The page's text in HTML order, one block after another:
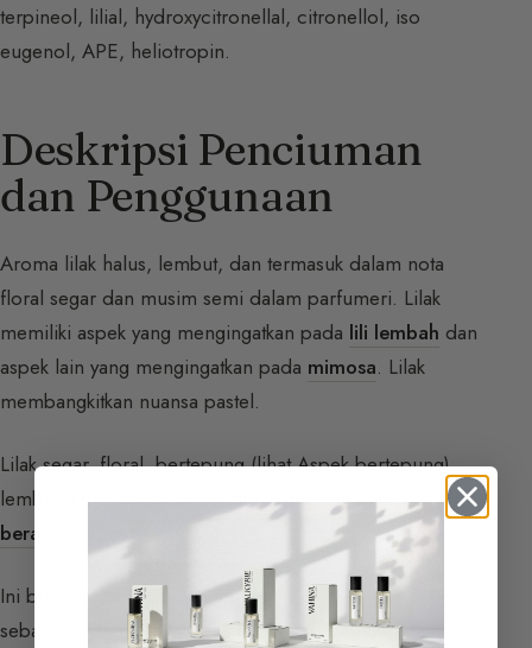
terpineol, lilial, hydroxycitronellal, citronellol, iso
eugenol, APE, heliotropin.
Deskripsi Penciuman
dan Penggunaan
Aroma lilak halus, lembut, dan termasuk dalam nota
floral segar dan musim semi dalam parfumeri. Lilak
memiliki aspek yang mengingatkan pada lili lembah dan
aspek lain yang mengingatkan pada mimosa. Lilak
membangkitkan nuansa pastel.
Lilak segar, floral, bertepung (lihat Aspek bertepung),
lembut, krim, kosmetik, musim semi, romantis,
beralmond
Ini bukan nota yang sering digunakan dalam parfumeri
sebagai solinote karena latihan ini tidak mudah. Biasanya